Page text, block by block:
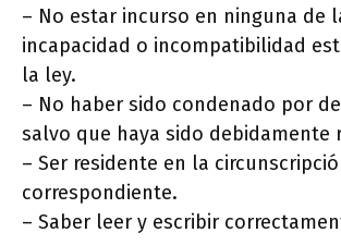
– No estar incurso en ninguna de
incapacidad o incompatibilidad
la ley.
– No haber sido condenado por
salvo que haya sido debidamente
– Ser residente en la
correspondiente.
– Saber leer y escribir